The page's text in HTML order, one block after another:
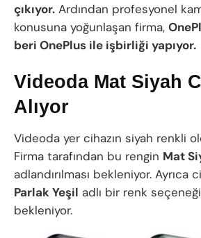
çıkıyor. Ardından profesyonel
konusuna yoğunlaşan firma,
beri OnePlus ile işbirliği yapıyor.
Videoda Mat Siyah
Alıyor
Videoda yer cihazın siyah renkli
Firma tarafından bu rengin Mat
adlandırılması bekleniyor. Ayrıca
Parlak Yeşil adlı bir renk
bekleniyor.